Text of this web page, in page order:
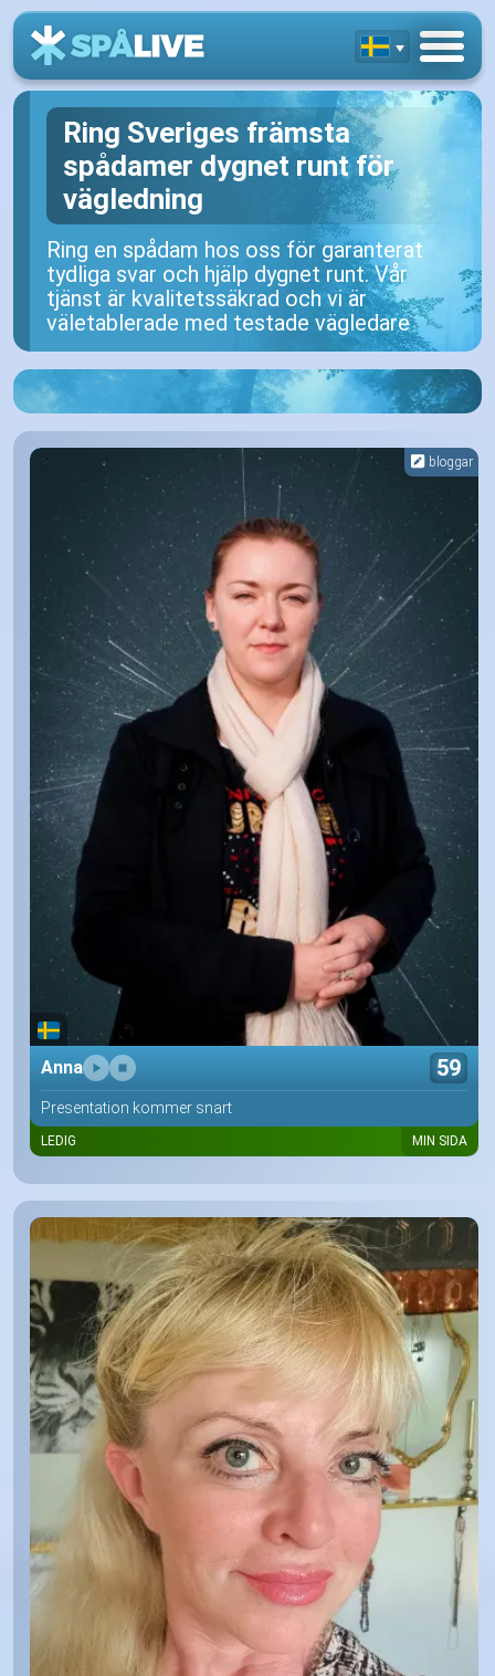
Ring Sveriges främsta
spådamer dygnet runt för
vägledning
Ring en spådam hos oss för garanterat
tydliga svar och hjälp dygnet runt. Vår
tjänst är kvalitetssäkrad och vi är
väletablerade med testade vägledare
bloggar
Anna 59
Presentation kommer snart
LEDIG MIN SIDA